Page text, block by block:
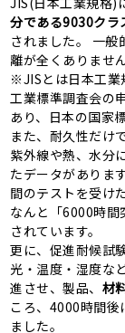
分である9030クラ
されました。 一
離が全くありません
※JISとは日本工業
工業標準調査会の
あり、日本の国家
また、耐久性だけ
紫外線や熱、水分
たデータがありま
間のテストを受け
なんと「6000時間
されています。
更に、促進耐候試
光・温度・湿度な
進させ、製品、 材
ころ、4000時間
ました。